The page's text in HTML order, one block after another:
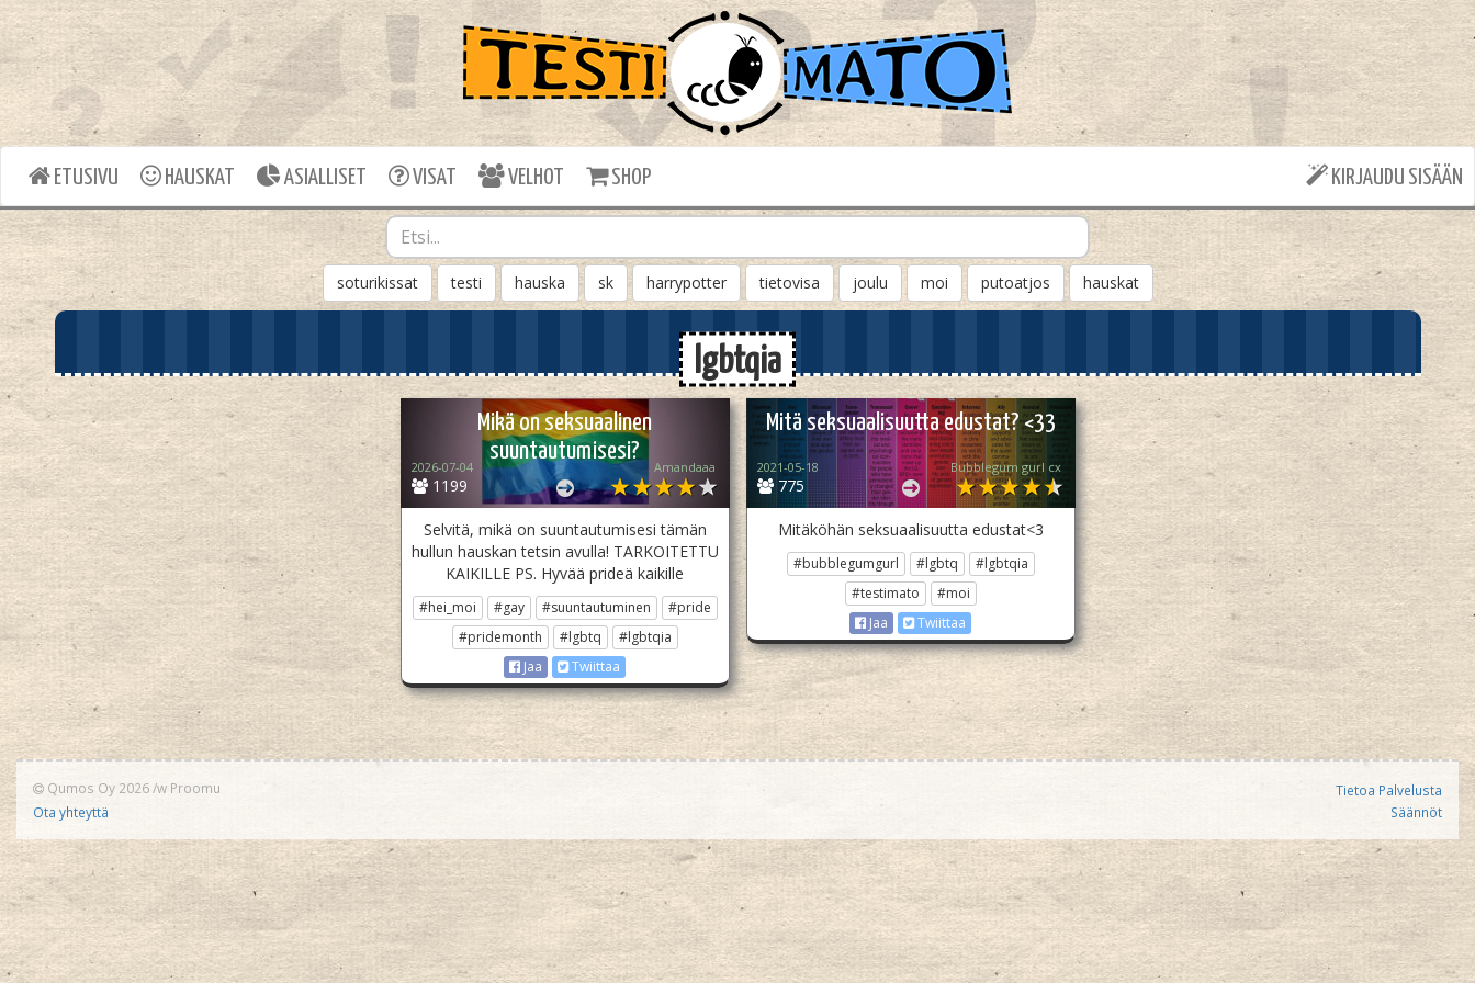
ETUSIVU HAUSKAT ASIALLISET VISAT VELHOT SHOP KIRJAUDU SISÄÄN
soturikissat testi hauska sk harrypotter tietovisa joulu moi putoatjos hauskat
lgbtqia
Mikä on seksuaalinen
suuntautumisesi?
1199
2026-07-04 Amandaaa
Selvitä, mikä on suuntautumisesi tämän
hullun hauskan tetsin avulla! TARKOITETTU
KAIKILLE PS. Hyvää prideä kaikille
#hei_moi #gay #suuntautuminen
#pride
#pridemonth
#lgbtq
#lgbtqia
Jaa
Twiittaa
Mitä seksuaalisuutta edustat? <33
775
2021-05-18 Bubblegum gurl cx
Mitäköhän seksuaalisuutta edustat<3
#bubblegumgurl #lgbtq
#lgbtqia
#testimato
#moi
Jaa
Twiittaa
Qumos Oy 2026/w Proomu
Ota yhteyttä
Tietoa Palvelusta
Säännöt